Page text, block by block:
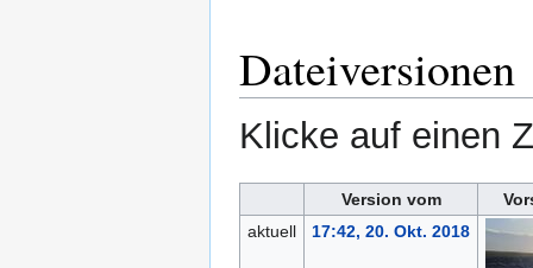
Dateiversionen
Klicke auf einen
Version vom
aktuell
17:42, 20. Okt. 2018